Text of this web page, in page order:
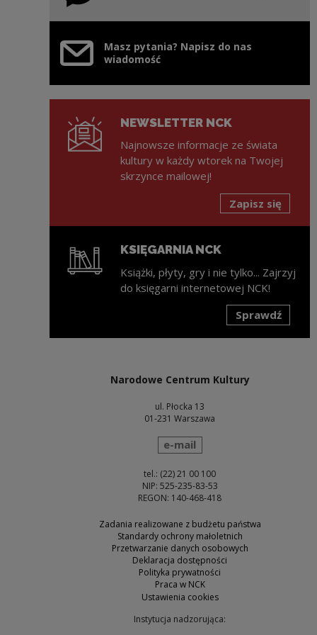
Masz pytania? Napisz do nas
wiadomość
NEWSLETTER NCK
Najnowsze informacje ze świata
kultury w każdy wtorek na Twojej
skrzynce mailowej!
Zapisz się
KSIĘGARNIA NCK
Książki, płyty, gry i nie tylko... Zajrzyj
do księgarni internetowej NCK!
Sprawdź
Narodowe Centrum Kultury
ul. Płocka 13
01-231 Warszawa
wyślij wiadomość
e-mail
tel.: (22) 21 00 100
NIP: 525-235-83-53
REGON: 140-468-418
Zadania realizowane z budżetu państwa
Standardy ochrony małoletnich
Przetwarzanie danych osobowych
Deklaracja dostępności
Polityka prywatności
Praca w NCK
Ustawienia cookies
Instytucja nadzorująca: